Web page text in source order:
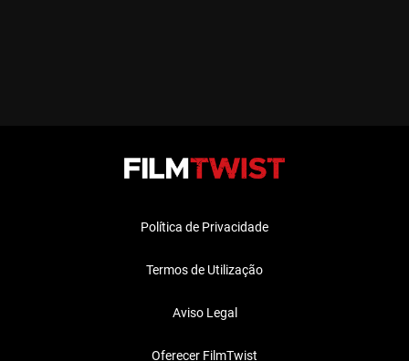
Política de Privacidade
Termos de Utilização
Aviso Legal
Oferecer FilmTwist